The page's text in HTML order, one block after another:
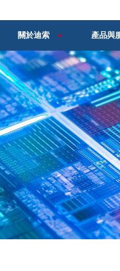
關於迪索
>迪索
關於迪索
>迪索的價值觀
誠信 | 責任 | 協作 | 創新
>迪索的質量
質量政策 | 客戶滿意度 | 無缺陷
產品與
迪索格林-絕緣材
>聚酰亞胺管
GREEN 聚酰亞胺管主要應用
護，溫度傳感器，光纖傳輸器
入診療設備用導管，及各種腐
>聚酰亞胺膠帶
GREEN 聚酰亞胺膠帶主要適
保護金手指和其它高檔電器的
纜、線圈、電容、鋰電池在H
>聚酰亞胺膜
GREEN 聚酰亞胺膜主要適用